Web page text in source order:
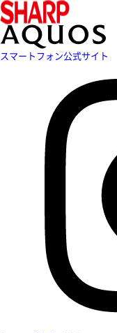
スマートフォン公式サイト